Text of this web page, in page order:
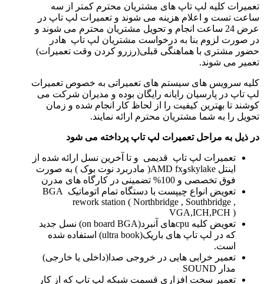
تعمیرات کلیه لپ تاپ های مشتریان محترم کمتر از سه
ساعت تست و اعلام هزینه می شوند و تعمیرات لپ تاپ در
عرض 24 ساعت انجام و تحویل مشتریان محترم می شوند و
در صورت لزوم بنا به درخواست مشتریان لپ تاپ هادر
حضور مشتری با هماهنگی قبلی(رزرو کردن وقت تعمیرات)
تعمیر می شوند.
کلیه سرویس های سیستم های تعمیراتی به خصوص تعمیرات
لپ تاپ در پارسیان رایانه رایگان بوده و مدیران شرکت می
کوشند تا بهترین کیفیت را از لحاظ کار انجام شده و زمان
تحویل را به شما مشتریان محترم ارائه نمایند.
در ذیل به مراحل تعمیرات لپ تاپ پرداخته می شود
تعمیرات لپ تاپ قدیمی و تا آخرین نسل ارائه شده از
اینتل skylakeوAMD fx( مادربرد نوت بوک ) به صورت
فوق تخصصی و 100% تضمینی در کارگاه های مدرن
تعویض انواع چیپست با دستگاه تمام اتوماتیک BGA
rework station ( Northbridge , Southbridge ,
VGA,ICH,PCH )
تعویض کلیه cpuهای آنبرد(on board BGA) نسل جدید
که در لپ تاپ های باریک(ultra book) استفاده شده
است.
تعمیر خرابی هایی در خروجی صدا(داخلی یا خارجی)
مدار SOUND
تعمیر سخت افزاری قسمت شبکه لپ تاپ که از کار